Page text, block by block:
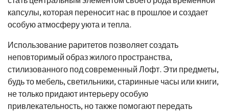
капсулы, которая переносит нас в прошлое и создает
особую атмосферу уюта и тепла.
Использование раритетов позволяет создать
неповторимый образ жилого пространства,
стилизованного под современный Лофт. Эти предметы,
будь то мебель, светильники, старинные часы или книги,
не только придают интерьеру особую
привлекательность, но также помогают передать